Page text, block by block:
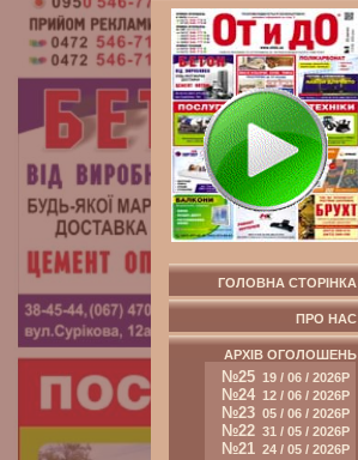
ГОЛОВНА СТОРІНКА
ПРО НАС
АРХІВ ОГОЛОШЕНЬ
№25 19 / 06 / 2026Р
№24 12 / 06 / 2026Р
№23 05 / 06 / 2026Р
№22 31 / 05 / 2026Р
№21 24 / 05 / 2026Р